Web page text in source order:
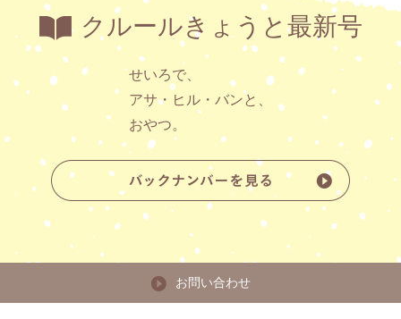
クルールきょうと最新号
せいろで、
アサ・ヒル・バンと、
おやつ。
お問い合わせ